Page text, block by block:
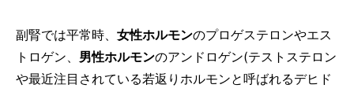
副腎では平常時、 女性ホルモンのプロゲステロンやエス
トロゲン、 男性ホルモンのアンドロゲン(テストステロン
や最近注目されている若返りホルモンと呼ばれるデヒド